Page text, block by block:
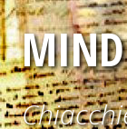
Vai
al
contenuto
MIND